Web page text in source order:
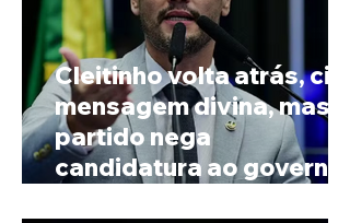
Cleitinho volta atrás, cita
mensagem divina, mas
partido nega
candidatura ao governo